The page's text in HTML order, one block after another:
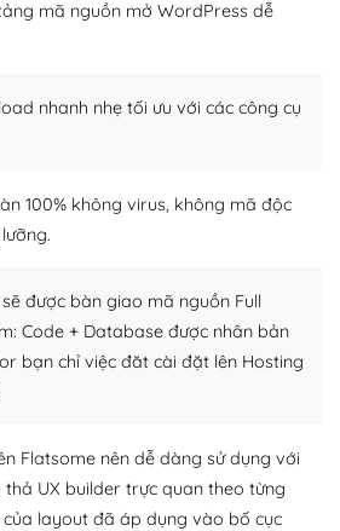
WordPress
trữ cho một diễn đàn cộng đồng
bạn có thể lên mạng và tìm
bạn.
sẵn sàng hỗ trợ bạn
phần cài đặt thêm vào
các tính năng cần thiết. Có
miễn phí.
mã nguồn mở WordPress dễ
nhanh nhẹ tối ưu với các công cụ
100% không virus, không mã độc
được bàn giao mã nguồn Full
Code + Database được nhân bản
bạn chỉ việc đăt cài đặt lên Hosting
Flatsome nên dễ dàng sử dụng với
UX builder trực quan theo từng
layout đã áp dụng vào bố cục